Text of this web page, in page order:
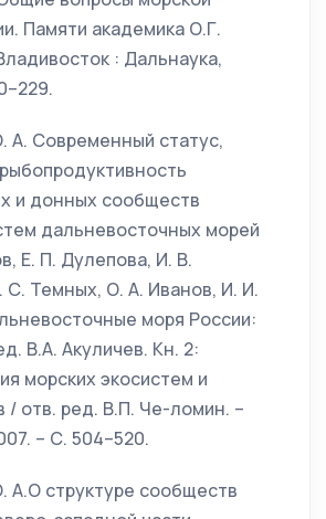
Памяти академика О.Г.
: Дальнаука,
А. Современный статус,
и донных сообществ
дальневосточных морей
Е. П. Дулепова, И. В.
С. Темных, О. А. Иванов, И. И.
моря России:
В.А. Акуличев. Кн. 2:
морских экосистем и
/ отв. ред. В.П. Че-ломин. –
– С. 504–520.
А.О структуре сообществ